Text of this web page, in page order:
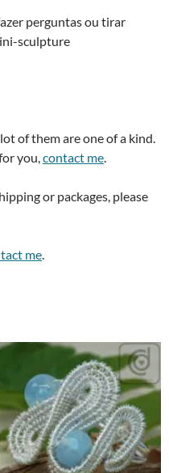
perguntas ou tirar
sculpture
of them are one of a kind.
you, contact me
or packages, please
me